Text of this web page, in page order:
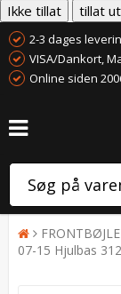
Ikke tillat
tillat
2-3 dages
VISA/Dankort,
Online siden
FRONTBØJLE
07-15 Hjulbas